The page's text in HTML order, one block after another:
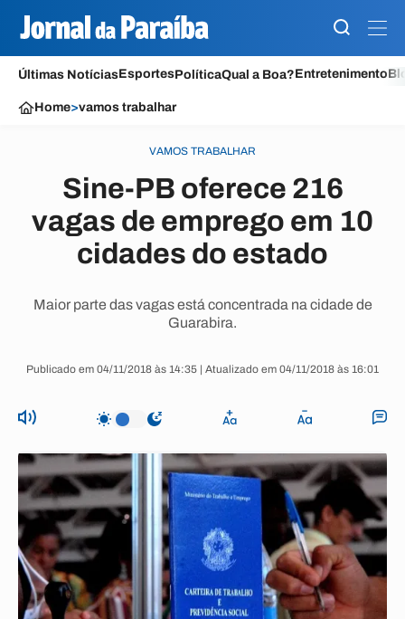
Últimas NotíciasEsportesPolíticaQual a Boa?Entretenimento
Home>vamos trabalhar
VAMOS TRABALHAR
Sine-PB oferece 216
vagas de emprego em 10
cidades do estado
Maior parte das vagas está concentrada na cidade de
Guarabira.
Publicado em 04/11/2018 às 14:35 | Atualizado em 04/11/2018 às 16:01